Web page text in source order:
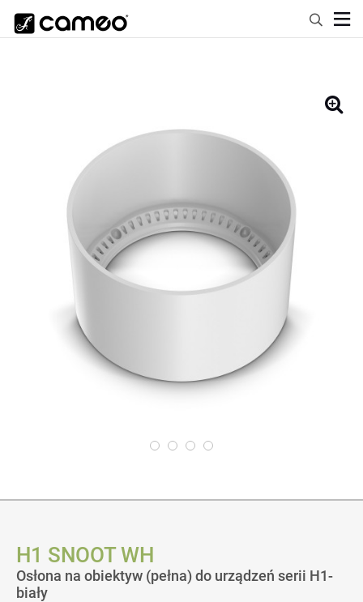
H1 SNOOT WH
Osłona na obiektyw (pełna) do urządzeń serii H1-
biały